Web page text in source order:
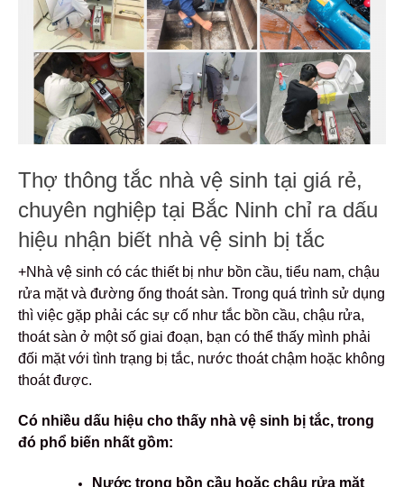
Thợ thông tắc nhà vệ sinh tại giá rẻ,
chuyên nghiệp tại Bắc Ninh chỉ ra dấu
hiệu nhận biết nhà vệ sinh bị tắc
+Nhà vệ sinh có các thiết bị như bồn cầu, tiểu nam, chậu
rửa mặt và đường ống thoát sàn. Trong quá trình sử dụng
thì việc gặp phải các sự cố như tắc bồn cầu, chậu rửa,
thoát sàn ở một số giai đoạn, bạn có thể thấy mình phải
đối mặt với tình trạng bị tắc, nước thoát chậm hoặc không
thoát được.
Có nhiều dấu hiệu cho thấy nhà vệ sinh bị tắc, trong
đó phổ biến nhất gồm:
Nước trong bồn cầu hoặc chậu rửa mặt